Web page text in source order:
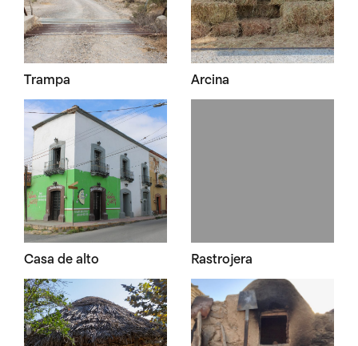
Trampa Arcina
Casa de alto Rastrojera